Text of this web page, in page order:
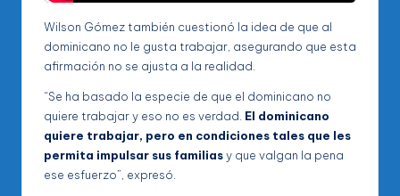
Wilson Gómez también cuestionó la idea de que al
dominicano no le gusta trabajar, asegurando que esta
afirmación no se ajusta a la realidad.
“Se ha basado la especie de que el dominicano no
quiere trabajar y eso no es verdad. El dominicano
quiere trabajar, pero en condiciones tales que les
permita impulsar sus familiasy que valgan la pena
ese esfuerzo”, expresó.